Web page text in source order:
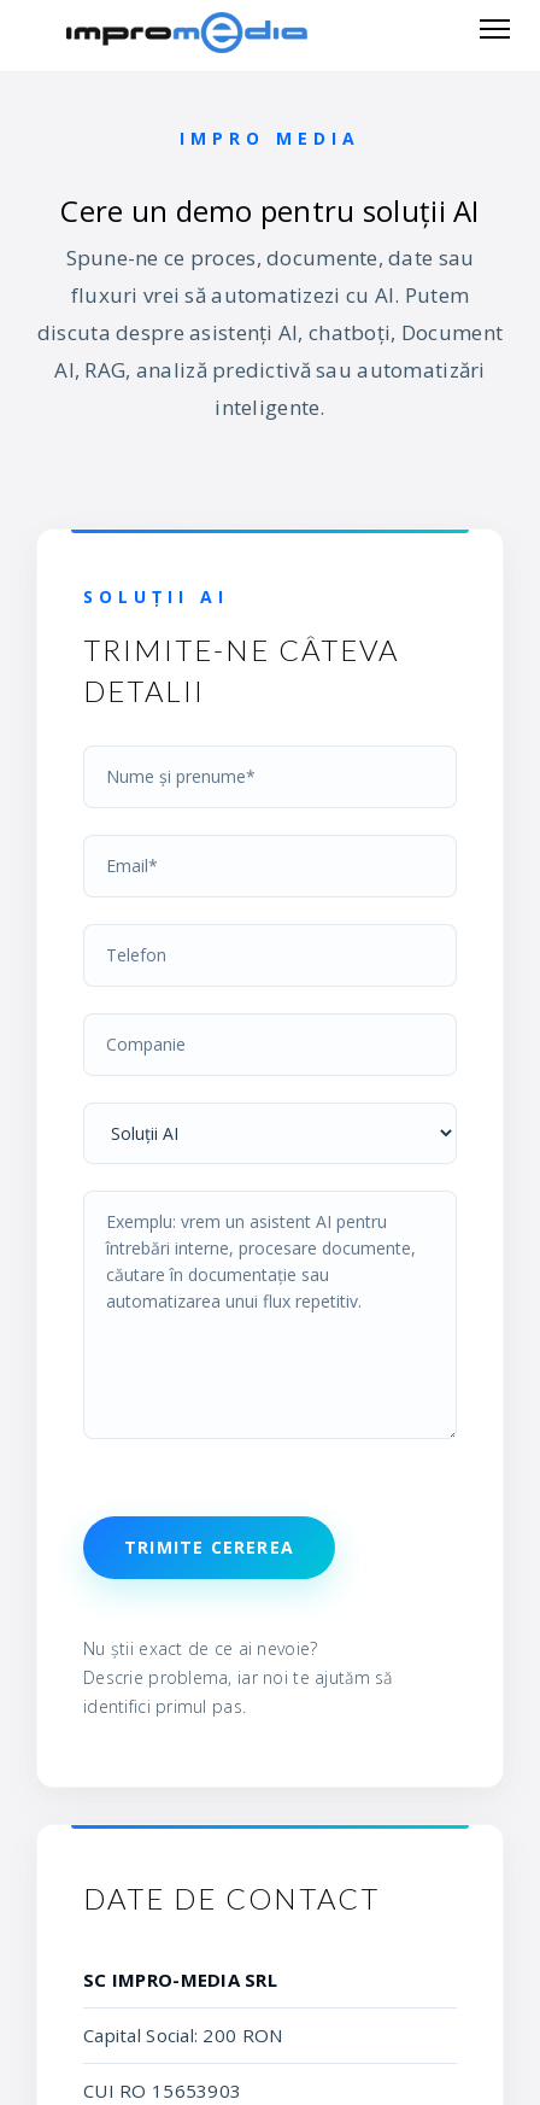
IMPRO MEDIA
Cere un demo pentru soluții AI
Spune-ne ce proces, documente, date sau
fluxuri vrei să automatizezi cu AI. Putem
discuta despre asistenți AI, chatboți, Document
AI, RAG, analiză predictivă sau automatizări
inteligente.
SOLUȚII AI
TRIMITE-NE CÂTEVA
DETALII
TRIMITE CEREREA
Nu știi exact de ce ai nevoie?
Descrie problema, iar noi te ajutăm să
identifici primul pas.
DATE DE CONTACT
SC IMPRO-MEDIA SRL
Capital Social: 200 RON
CUI RO 15653903